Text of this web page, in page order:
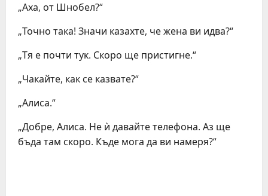
„Аха, от Шнобел?“
„Точно така! Значи казахте, че жена ви идва?“
„Тя е почти тук. Скоро ще пристигне.“
„Чакайте, как се казвате?“
„Алиса.“
„Добре, Алиса. Не ѝ давайте телефона. Аз ще
бъда там скоро. Къде мога да ви намеря?“